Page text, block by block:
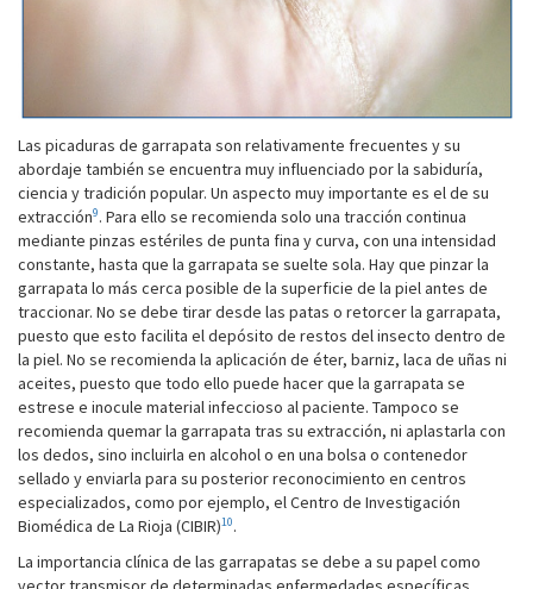
Las picaduras de garrapata son relativamente frecuentes y su
abordaje también se encuentra muy influenciado por la sabiduría,
ciencia y tradición popular. Un aspecto muy importante es el de su
extracción9. Para ello se recomienda solo una tracción continua
mediante pinzas estériles de punta fina y curva, con una intensidad
constante, hasta que la garrapata se suelte sola. Hay que pinzar la
garrapata lo más cerca posible de la superficie de la piel antes de
traccionar. No se debe tirar desde las patas o retorcer la garrapata,
puesto que esto facilita el depósito de restos del insecto dentro de
la piel. No se recomienda la aplicación de éter, barniz, laca de uñas ni
aceites, puesto que todo ello puede hacer que la garrapata se
estrese e inocule material infeccioso al paciente. Tampoco se
recomienda quemar la garrapata tras su extracción, ni aplastarla con
los dedos, sino incluirla en alcohol o en una bolsa o contenedor
sellado y enviarla para su posterior reconocimiento en centros
especializados, como por ejemplo, el Centro de Investigación
Biomédica de La Rioja (CIBIR)10.
La importancia clínica de las garrapatas se debe a su papel como